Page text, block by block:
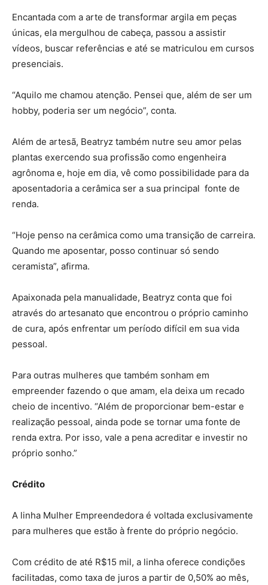
Encantada com a arte de transformar argila em peças
únicas, ela mergulhou de cabeça, passou a assistir
vídeos, buscar referências e até se matriculou em cursos
presenciais.
“Aquilo me chamou atenção. Pensei que, além de ser um
hobby, poderia ser um negócio”, conta.
Além de artesã, Beatryz também nutre seu amor pelas
plantas exercendo sua profissão como engenheira
agrônoma e, hoje em dia, vê como possibilidade para da
aposentadoria a cerâmica ser a sua principal fonte de
renda.
“Hoje penso na cerâmica como uma transição de carreira.
Quando me aposentar, posso continuar só sendo
ceramista”, afirma.
Apaixonada pela manualidade, Beatryz conta que foi
através do artesanato que encontrou o próprio caminho
de cura, após enfrentar um período difícil em sua vida
pessoal.
Para outras mulheres que também sonham em
empreender fazendo o que amam, ela deixa um recado
cheio de incentivo. “Além de proporcionar bem-estar e
realização pessoal, ainda pode se tornar uma fonte de
renda extra. Por isso, vale a pena acreditar e investir no
próprio sonho.”
Crédito
A linha Mulher Empreendedora é voltada exclusivamente
para mulheres que estão à frente do próprio negócio.
Com crédito de até R$15 mil, a linha oferece condições
facilitadas, como taxa de juros a partir de 0,50% ao mês,